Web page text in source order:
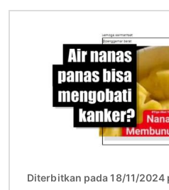
Diterbitkan pada 18/11/2024